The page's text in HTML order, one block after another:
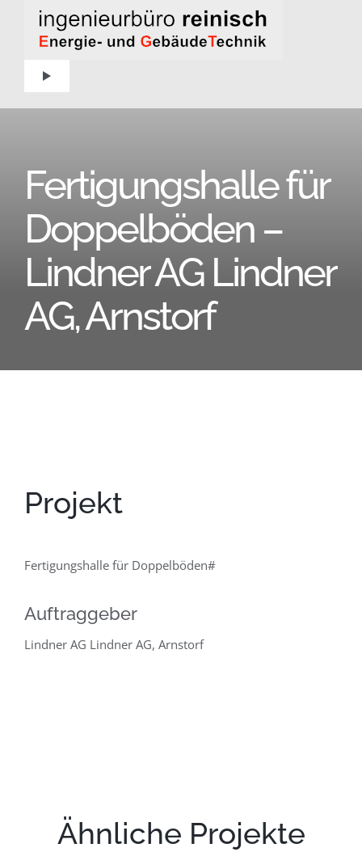
springen
Toggle
Aktuelles
Über uns
Projekte
Kontakt – Anfahrt
Fertigungshalle für
Doppelböden –
Lindner AG Lindner
AG, Arnstorf
Projekt
Fertigungshalle für Doppelböden#
Auftraggeber
Lindner AG Lindner AG, Arnstorf
Ähnliche Projekte